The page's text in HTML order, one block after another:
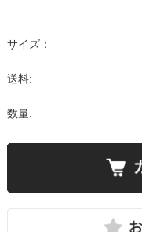
サイズ：
送料:
数量: